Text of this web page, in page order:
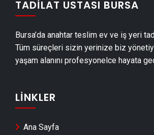
Yenişehir Dış Cephe Kaplama
Yenişehir Havuz Yapımı
Yenişehir Cam Montajı
Yenişehir Kepçe Kiralama
Yenişehir Seramik Ustası
TADILAT USTASI BURSA
Bursa’da anahtar teslim ev ve iş yeri
Tüm süreçleri sizin yerinize biz
yaşam alanını profesyonelce hayata
LINKLER
Ana Sayfa